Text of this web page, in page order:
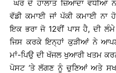
ਘਰ ਦੇ ਹਾਲਾਤ ਜ਼ਿਆਦਾ ਵਧੀਆ
ਵੱਡੀ ਕਮਾਈ ਜਾਂ ਪੱਕੀ ਕਮਾਈ ਨਾ
ਇਕ ਭਰਾ ਜੋ 12ਵੀਂ ਪਾਸ ਹੈ, ਦੀ
ਜਿਸ ਕਰਕੇ ਇਨ੍ਹਾਂ ਕੁੜੀਆਂ ਨੇ
ਮਾਂ-ਪਿਉ ਦੀ ਖੱਜਲ ਖੁਆਰੀ ਖਤਮ
ਪੋਸਟ ’ਤੇ ਲੱਗਣ ਨੂੰ ਚੁਣਿਆਂ ਅਤੇ